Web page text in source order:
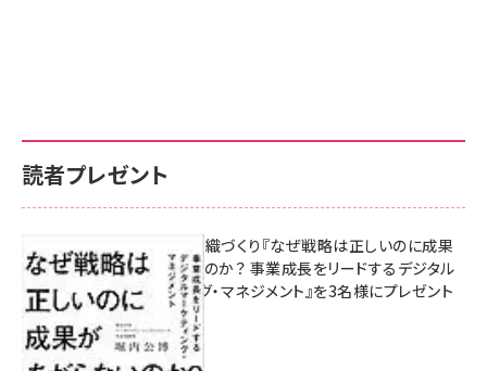
読者プレゼント
成果を生む組織づくり『なぜ戦略は正しいのに成果
があがらないのか？ 事業成長をリードするデジタル
マーケティング・マネジメント』を3名様にプレゼント
8月7日 10:00